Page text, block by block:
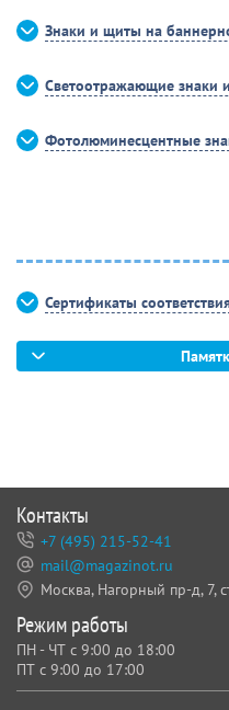
Знаки и щиты на
Светоотражающие знаки
Фотолюминесцентные
Сертификаты
Контакты
+7 (495) 215-52-41
mail@magazinot.ru
Москва, Нагорный пр-д, 7,
Режим работы
ПН - ЧТ с 9:00 до 18:00
ПТ с 9:00 до 17:00